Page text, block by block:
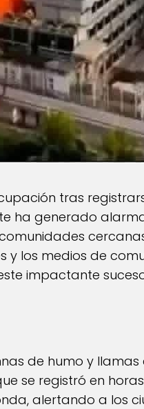
tras
ha generado
los medios de
impactante
de humo y llamas
se registró en
alertando a los